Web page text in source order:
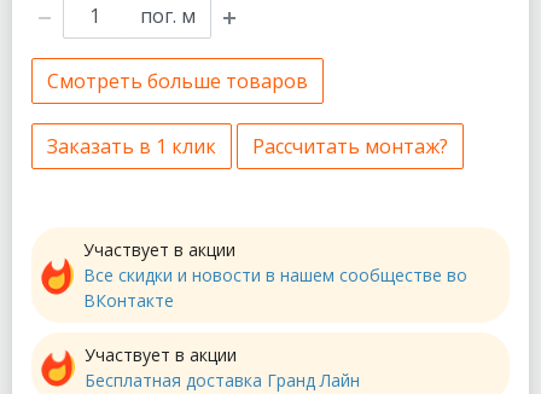
пог. м
Смотреть больше товаров
Заказать в 1 клик Рассчитать монтаж?
Участвует в акции
Все скидки и новости в нашем сообществе во
ВКонтакте
Участвует в акции
Бесплатная доставка Гранд Лайн